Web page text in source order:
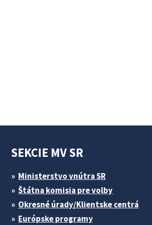
SEKCIE MV SR
Ministerstvo vnútra SR
Štátna komisia pre volby
Okresné úrady/Klientske centrá
Európske programy